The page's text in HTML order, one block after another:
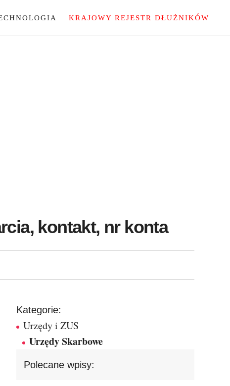
KRAJOWY REJESTR DŁUŻNIKÓW
kontakt, nr konta
Kategorie:
Urzędy i ZUS
Urzędy Skarbowe
Polecane wpisy: